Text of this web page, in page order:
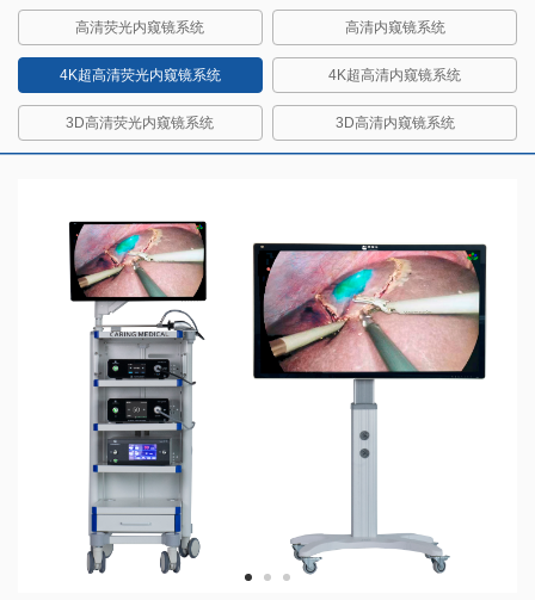
高清荧光内窥镜系统 高清内窥镜系统
4K超高清荧光内窥镜系统 4K超高清内窥镜系统
3D高清荧光内窥镜系统 3D高清内窥镜系统